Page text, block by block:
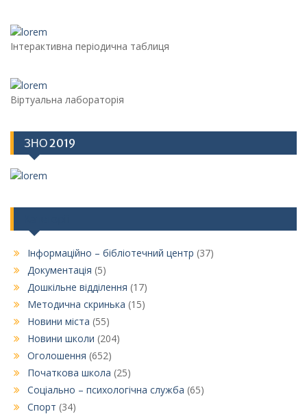
Інтерактивна періодична таблиця
Віртуальна лабораторія
ЗНО 2019
Інформаційно – бібліотечний центр (37)
Документація (5)
Дошкільне відділення (17)
Методична скринька (15)
Новини міста (55)
Новини школи (204)
Оголошення (652)
Початкова школа (25)
Соціально – психологічна служба (65)
Спорт (34)